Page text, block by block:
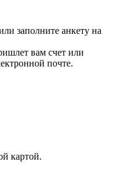
заполните анкету на
вам счет или
почте.
картой.